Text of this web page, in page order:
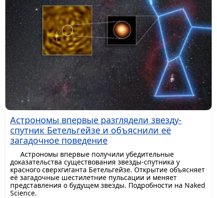
Астрономы впервые разглядели звезду-
спутник Бетельгейзе и объяснили её
загадочное поведение
Астрономы впервые получили убедительные
доказательства существования звезды-спутника у
красного сверхгиганта Бетельгейзе. Открытие объясняет
её загадочные шестилетние пульсации и меняет
представления о будущем звезды. Подробности на Naked
Science.